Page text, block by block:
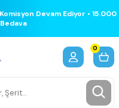
Devam Ediyor • 15.000
0